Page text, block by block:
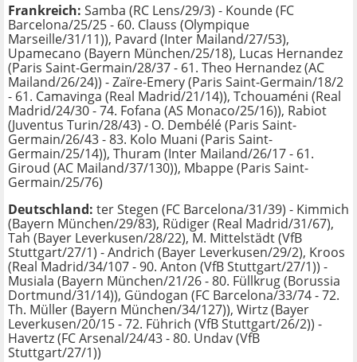
Frankreich: Samba (RC Lens/29/3) - Kounde (FC
Barcelona/25/25 - 60. Clauss (Olympique
Marseille/31/11)), Pavard (Inter Mailand/27/53),
Upamecano (Bayern München/25/18), Lucas Hernandez
(Paris Saint-Germain/28/37 - 61. Theo Hernandez (AC
Mailand/26/24)) - Zaïre-Emery (Paris Saint-Germain/18/2
- 61. Camavinga (Real Madrid/21/14)), Tchouaméni (Real
Madrid/24/30 - 74. Fofana (AS Monaco/25/16)), Rabiot
(Juventus Turin/28/43) - O. Dembélé (Paris Saint-
Germain/26/43 - 83. Kolo Muani (Paris Saint-
Germain/25/14)), Thuram (Inter Mailand/26/17 - 61.
Giroud (AC Mailand/37/130)), Mbappe (Paris Saint-
Germain/25/76)
Deutschland: ter Stegen (FC Barcelona/31/39) - Kimmich
(Bayern München/29/83), Rüdiger (Real Madrid/31/67),
Tah (Bayer Leverkusen/28/22), M. Mittelstädt (VfB
Stuttgart/27/1) - Andrich (Bayer Leverkusen/29/2), Kroos
(Real Madrid/34/107 - 90. Anton (VfB Stuttgart/27/1)) -
Musiala (Bayern München/21/26 - 80. Füllkrug (Borussia
Dortmund/31/14)), Gündogan (FC Barcelona/33/74 - 72.
Th. Müller (Bayern München/34/127)), Wirtz (Bayer
Leverkusen/20/15 - 72. Führich (VfB Stuttgart/26/2)) -
Havertz (FC Arsenal/24/43 - 80. Undav (VfB
Stuttgart/27/1))